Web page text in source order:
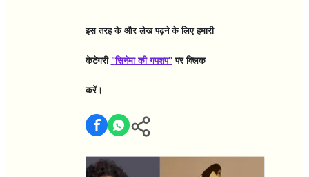
इस तरह के और लेख पढ़ने के लिए हमारी
केटेगरी "सिनेमा की गपशप" पर क्लिक
करें।